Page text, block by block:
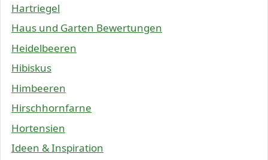
Hartriegel
Haus und Garten Bewertungen
Heidelbeeren
Hibiskus
Himbeeren
Hirschhornfarne
Hortensien
Ideen & Inspiration